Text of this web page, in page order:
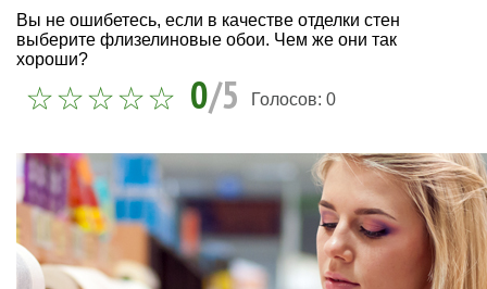
Вы не ошибетесь, если в качестве отделки стен
выберите флизелиновые обои. Чем же они так
хороши?
0/5 Голосов: 0